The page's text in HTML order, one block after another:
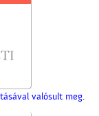
valósult meg.